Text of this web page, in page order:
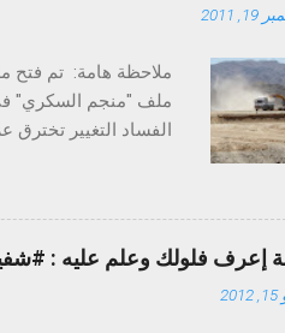
2011
ملاحظة هامة: تم فتح
ملف "منجم السكري"
الفساد التغيير
مدينة مرسي علم
إعرف فلولك وعلم عليه :